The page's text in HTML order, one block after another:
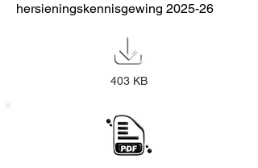
hersieningskennisgewing 2025-26
403 KB